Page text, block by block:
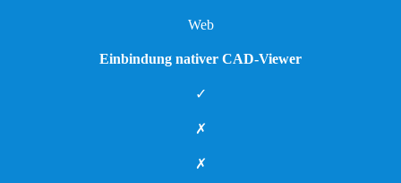
Web
Einbindung nativer CAD-Viewer
✓
✗
✗